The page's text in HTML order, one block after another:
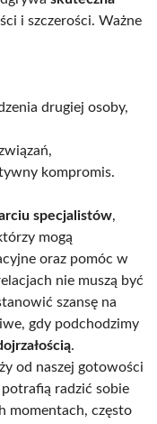
i szczerości. Ważne
drugiej osoby,
kompromis.
specjalistów,
mogą
oraz pomóc w
nie muszą być
szansę na
gdy podchodzimy
.
od naszej gotowości
radzić sobie
momentach, często